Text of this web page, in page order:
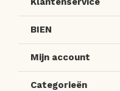
BIEN
Mijn account
Categorieën